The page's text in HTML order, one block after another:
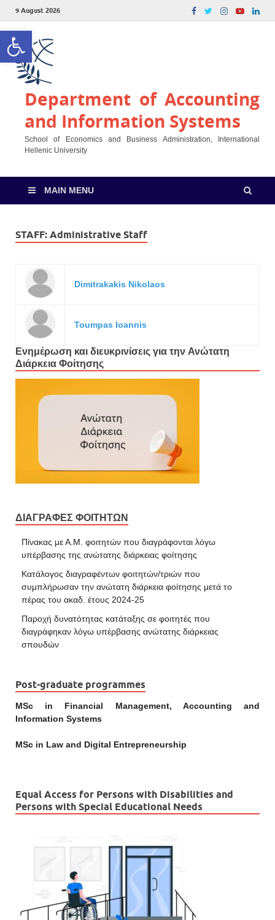
Open toolbar
9 August 2026
Department of Accounting
and Information Systems
School of Economics and Business Administration, International
Hellenic University
MAIN MENU
STAFF: Administrative Staff
Dimitrakakis Nikolaos
Toumpas Ioannis
Ενημέρωση και διευκρινίσεις για την Ανώτατη
Διάρκεια Φοίτησης
ΔΙΑΓΡΑΦΕΣ ΦΟΙΤΗΤΩΝ
Πίνακας με Α.Μ. φοιτητών που διαγράφονται λόγω
υπέρβασης της ανώτατης διάρκειας φοίτησης
Κατάλογος διαγραφέντων φοιτητών/τριών που
συμπλήρωσαν την ανώτατη διάρκεια φοίτησης μετά το
πέρας του ακαδ. έτους 2024-25
Παροχή δυνατότητας κατάταξης σε φοιτητές που
διαγράφηκαν λόγω υπέρβασης ανώτατης διάρκειας
σπουδών
Post-graduate programmes
MSc in Financial Management, Accounting and
Information Systems
MSc in Law and Digital Entrepreneurship
Equal Access for Persons with Disabilities and
Persons with Special Educational Needs